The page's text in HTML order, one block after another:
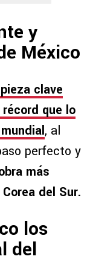
y
México
pieza clave
que lo
, al
perfecto y
más
del Sur.
los
del